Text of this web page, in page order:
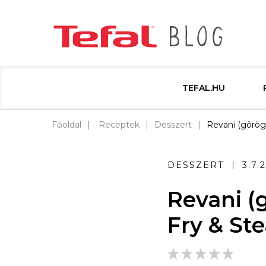
TEFAL.HU
Főoldal Receptek Desszert Revani
DESSZERT
Revani
Fry &